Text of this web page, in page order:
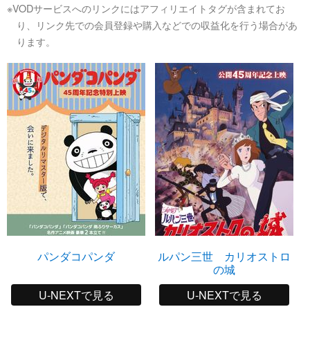
※VODサービスへのリンクにはアフィリエイトタグが含まれてお
り、リンク先での会員登録や購入などでの収益化を行う場合があ
ります。
パンダコパンダ
U-NEXTで見る
ルパン三世 カリオストロ
の城
U-NEXTで見る